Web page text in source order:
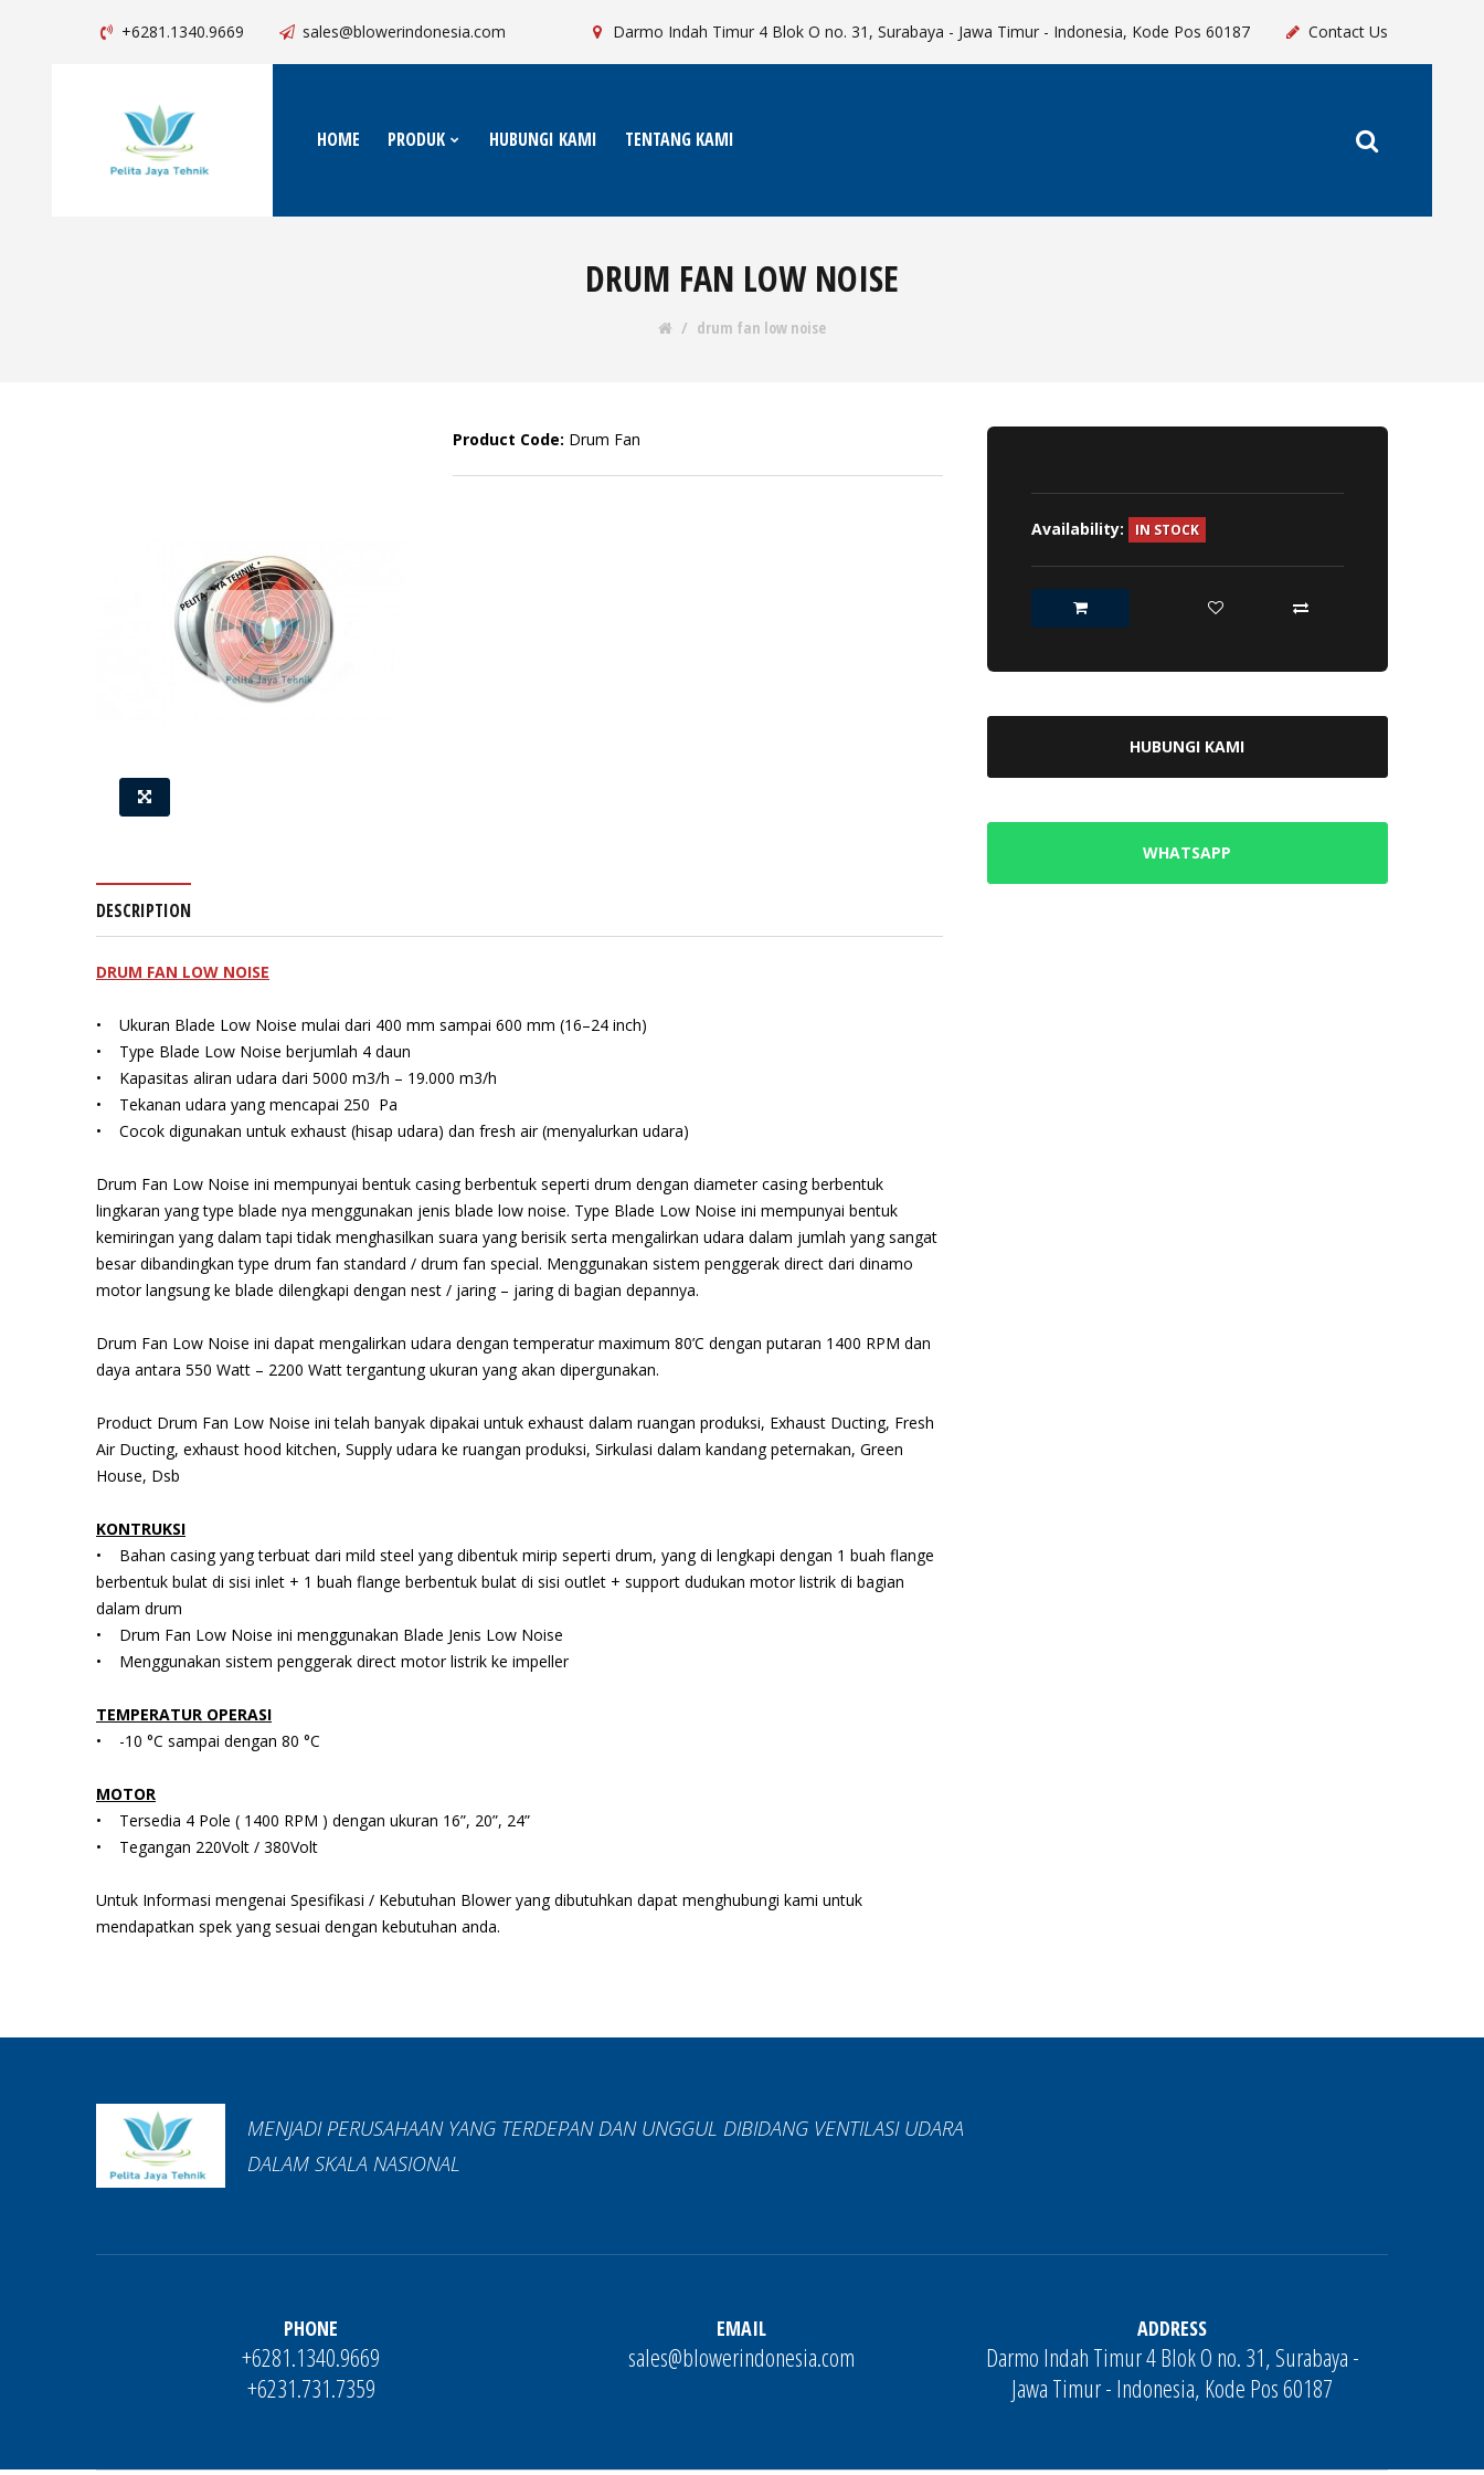
+6281.1340.9669 sales@blowerindonesia.com Contact Us
Darmo Indah Timur 4 Blok O no. 31, Surabaya - Jawa Timur - Indonesia, Kode Pos 60187
HOME PRODUK HUBUNGI KAMI TENTANG KAMI
DRUM FAN LOW NOISE
drum fan low noise
Product Code: Drum Fan
DESCRIPTION
DRUM FAN LOW NOISE
• Ukuran Blade Low Noise mulai dari 400 mm sampai 600 mm (16–24 inch)
• Type Blade Low Noise berjumlah 4 daun
• Kapasitas aliran udara dari 5000 m3/h – 19.000 m3/h
• Tekanan udara yang mencapai 250 Pa
• Cocok digunakan untuk exhaust (hisap udara) dan fresh air (menyalurkan udara)
Drum Fan Low Noise ini mempunyai bentuk casing berbentuk seperti drum dengan diameter casing berbentuk
lingkaran yang type blade nya menggunakan jenis blade low noise. Type Blade Low Noise ini mempunyai bentuk
kemiringan yang dalam tapi tidak menghasilkan suara yang berisik serta mengalirkan udara dalam jumlah yang sangat
besar dibandingkan type drum fan standard / drum fan special. Menggunakan sistem penggerak direct dari dinamo
motor langsung ke blade dilengkapi dengan nest / jaring – jaring di bagian depannya.
Drum Fan Low Noise ini dapat mengalirkan udara dengan temperatur maximum 80’C dengan putaran 1400 RPM dan
daya antara 550 Watt – 2200 Watt tergantung ukuran yang akan dipergunakan.
Product Drum Fan Low Noise ini telah banyak dipakai untuk exhaust dalam ruangan produksi, Exhaust Ducting, Fresh
Air Ducting, exhaust hood kitchen, Supply udara ke ruangan produksi, Sirkulasi dalam kandang peternakan, Green
House, Dsb
KONTRUKSI
• Bahan casing yang terbuat dari mild steel yang dibentuk mirip seperti drum, yang di lengkapi dengan 1 buah flange
berbentuk bulat di sisi inlet + 1 buah flange berbentuk bulat di sisi outlet + support dudukan motor listrik di bagian
dalam drum
• Drum Fan Low Noise ini menggunakan Blade Jenis Low Noise
• Menggunakan sistem penggerak direct motor listrik ke impeller
TEMPERATUR OPERASI
• -10 °C sampai dengan 80 °C
MOTOR
• Tersedia 4 Pole ( 1400 RPM ) dengan ukuran 16”, 20”, 24”
• Tegangan 220Volt / 380Volt
Untuk Informasi mengenai Spesifikasi / Kebutuhan Blower yang dibutuhkan dapat menghubungi kami untuk
mendapatkan spek yang sesuai dengan kebutuhan anda.
Availability: IN STOCK
HUBUNGI KAMI
WHATSAPP
MENJADI PERUSAHAAN YANG TERDEPAN DAN UNGGUL DIBIDANG VENTILASI UDARA
DALAM SKALA NASIONAL
PHONE
+6281.1340.9669
+6231.731.7359
EMAIL
sales@blowerindonesia.com
ADDRESS
Darmo Indah Timur 4 Blok O no. 31, Surabaya -
Jawa Timur - Indonesia, Kode Pos 60187